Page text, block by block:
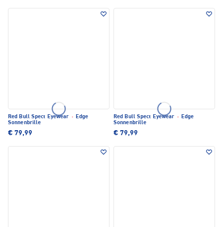
Red Bull Spect Eyewear · Edge
Sonnenbrille
€ 79,99
Red Bull Spect Eyewear · Edge
Sonnenbrille
€ 79,99